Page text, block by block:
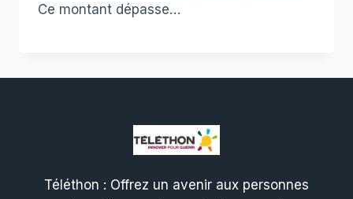
Ce montant dépasse…
Téléthon : Offrez un avenir aux personnes